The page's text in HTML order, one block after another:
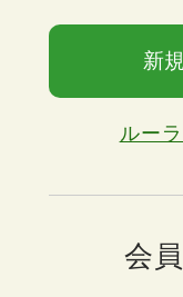
新
ルー
会